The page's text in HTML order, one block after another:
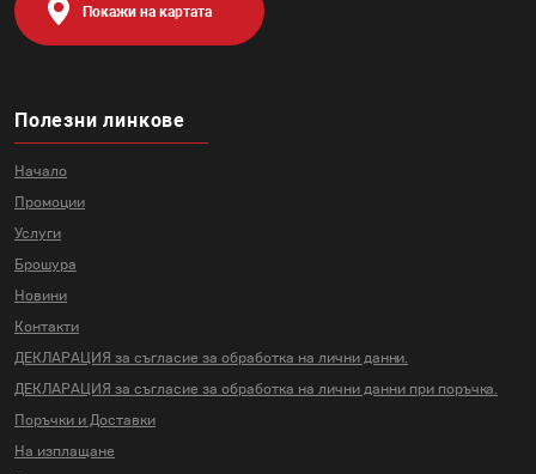
Полезни линкове
Начало
Промоции
Услуги
Брошура
Новини
Контакти
ДЕКЛАРАЦИЯ за съгласие за обработка на лични данни.
ДЕКЛАРАЦИЯ за съгласие за обработка на лични данни при поръчка.
Поръчки и Доставки
На изплащане
Покажи на картата